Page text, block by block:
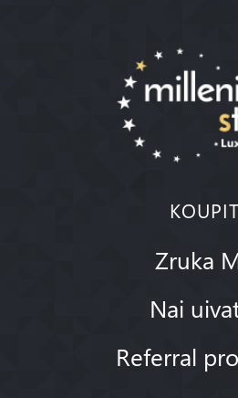
KOUPIT
Zruka
Nai
Referral